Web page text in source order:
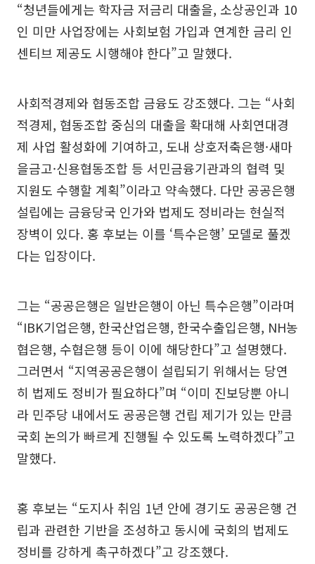
“청년들에게는 학자금 저금리 대출을, 소상공인과 10
인 미만 사업장에는 사회보험 가입과 연계한 금리 인
센티브 제공도 시행해야 한다”고 말했다.
사회적경제와 협동조합 금융도 강조했다. 그는 “사회
적경제, 협동조합 중심의 대출을 확대해 사회연대경
제 사업 활성화에 기여하고, 도내 상호저축은행·새마
을금고·신용협동조합 등 서민금융기관과의 협력 및
지원도 수행할 계획”이라고 약속했다. 다만 공공은행
설립에는 금융당국 인가와 법제도 정비라는 현실적
장벽이 있다. 홍 후보는 이를 ‘특수은행’ 모델로 풀겠
다는 입장이다.
그는 “공공은행은 일반은행이 아닌 특수은행”이라며
“IBK기업은행, 한국산업은행, 한국수출입은행, NH농
협은행, 수협은행 등이 이에 해당한다”고 설명했다.
그러면서 “지역공공은행이 설립되기 위해서는 당연
히 법제도 정비가 필요하다”며 “이미 진보당뿐 아니
라 민주당 내에서도 공공은행 건립 제기가 있는 만큼
국회 논의가 빠르게 진행될 수 있도록 노력하겠다”고
말했다.
홍 후보는 “도지사 취임 1년 안에 경기도 공공은행 건
립과 관련한 기반을 조성하고 동시에 국회의 법제도
정비를 강하게 촉구하겠다”고 강조했다.